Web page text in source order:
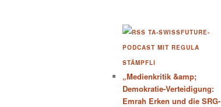
TA-SWISSFUTURE-
PODCAST MIT REGULA
STÄMPFLI
„Medienkritik &amp;
Demokratie-Verteidigung:
Emrah Erken und die SRG-